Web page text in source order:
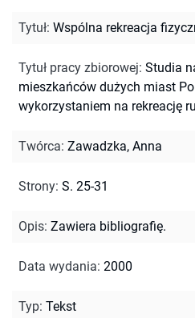
Tytuł: Wspólna rekreacja
Tytuł pracy zbiorowej: Studia
mieszkańców dużych miast
wykorzystaniem na rekreację
Twórca: Zawadzka, Anna
Strony: S. 25-31
Opis: Zawiera bibliografię.
Data wydania: 2000
Typ: Tekst